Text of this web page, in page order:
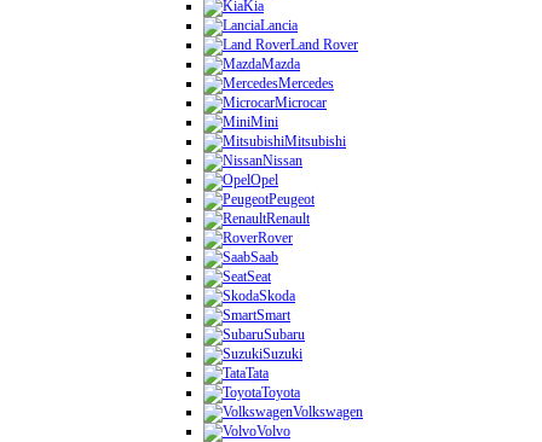
Kia
Lancia
Land Rover
Mazda
Mercedes
Microcar
Mini
Mitsubishi
Nissan
Opel
Peugeot
Renault
Rover
Saab
Seat
Skoda
Smart
Subaru
Suzuki
Tata
Toyota
Volkswagen
Volvo